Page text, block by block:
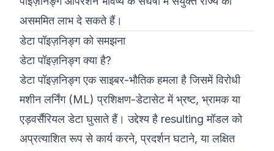
असममित लाभ दे सकते हैं।
डेटा पॉइज़निङ्ग को समझना
डेटा पॉइज़निङ्ग क्या है?
डेटा पॉइज़निङ्ग एक साइबर-भौतिक हमला है जिसमें विरोधी
मशीन लर्निंग (ML) प्रशिक्षण-डेटासेट में भ्रष्ट, भ्रामक या
एड़वर्सैरियल डेटा घुसाते हैं। उद्देश्य है resulting मॉडल को
अप्रत्याशित रूप से कार्य करने, प्रदर्शन घटाने, या लक्षित